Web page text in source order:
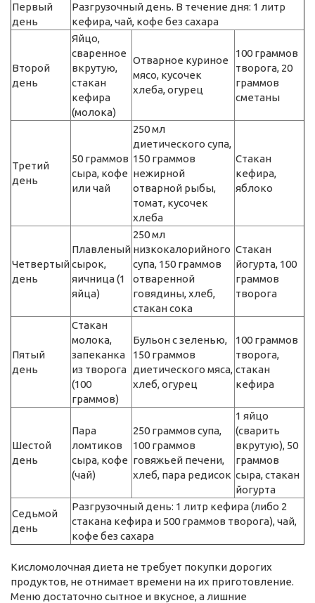
Первый
день
Разгрузочный день. В течение дня: 1 литр
кефира, чай, кофе без сахара
Второй
день
Яйцо,
сваренное
вкрутую,
стакан
кефира
(молока)
Отварное куриное
мясо, кусочек
хлеба, огурец
100 граммов
творога, 20
граммов
сметаны
Третий
день
50 граммов
сыра, кофе
или чай
250 мл
диетического супа,
150 граммов
нежирной
отварной рыбы,
томат, кусочек
хлеба
Стакан
кефира,
яблоко
Четвертый
день
Плавленый
сырок,
яичница (1
яйца)
250 мл
низкокалорийного
супа, 150 граммов
отваренной
говядины, хлеб,
стакан сока
Стакан
йогурта, 100
граммов
творога
Пятый
день
Стакан
молока,
запеканка
из творога
(100
граммов)
Бульон с зеленью,
150 граммов
диетического мяса,
хлеб, огурец
100 граммов
творога,
стакан
кефира
Шестой
день
Пара
ломтиков
сыра, кофе
(чай)
250 граммов супа,
100 граммов
говяжьей печени,
хлеб, пара редисок
1 яйцо
(сварить
вкрутую), 50
граммов
сыра, стакан
йогурта
Седьмой
день
Разгрузочный день: 1 литр кефира (либо 2
стакана кефира и 500 граммов творога), чай,
кофе без сахара
Кисломолочная диета не требует покупки дорогих
продуктов, не отнимает времени на их приготовление.
Меню достаточно сытное и вкусное, а лишние